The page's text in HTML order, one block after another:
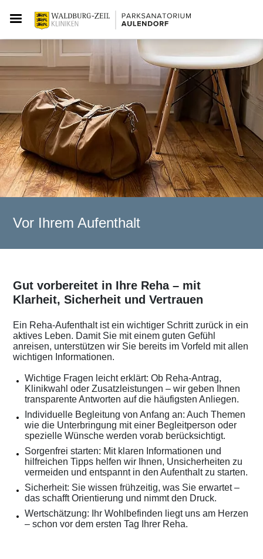
Vor Ihrem Aufenthalt
Gut vorbereitet in Ihre Reha – mit
Klarheit, Sicherheit und Vertrauen
Ein Reha-Aufenthalt ist ein wichtiger Schritt zurück in ein
aktives Leben. Damit Sie mit einem guten Gefühl
anreisen, unterstützen wir Sie bereits im Vorfeld mit allen
wichtigen Informationen.
Wichtige Fragen leicht erklärt: Ob Reha-Antrag,
Klinikwahl oder Zusatzleistungen – wir geben Ihnen
transparente Antworten auf die häufigsten Anliegen.
Individuelle Begleitung von Anfang an: Auch Themen
wie die Unterbringung mit einer Begleitperson oder
spezielle Wünsche werden vorab berücksichtigt.
Sorgenfrei starten: Mit klaren Informationen und
hilfreichen Tipps helfen wir Ihnen, Unsicherheiten zu
vermeiden und entspannt in den Aufenthalt zu starten.
Sicherheit: Sie wissen frühzeitig, was Sie erwartet –
das schafft Orientierung und nimmt den Druck.
Wertschätzung: Ihr Wohlbefinden liegt uns am Herzen
– schon vor dem ersten Tag Ihrer Reha.